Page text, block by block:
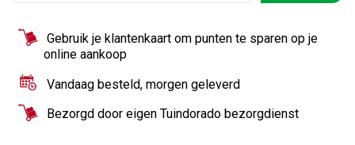
Gebruik je klantenkaart om punten te sparen op je
online aankoop
Vandaag besteld, morgen geleverd
Bezorgd door eigen Tuindorado bezorgdienst